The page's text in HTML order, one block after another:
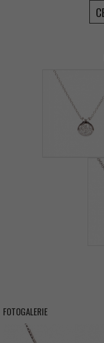
FOTOGALERIE